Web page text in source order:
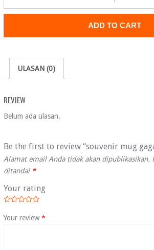
ADD TO CART
ULASAN (0)
REVIEW
Belum ada ulasan.
Be the first to review “souvenir mug
Alamat email Anda tidak akan dipublikasikan.
ditandai *
Your rating
Your review *